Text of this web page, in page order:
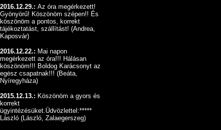
2016.12.29.: Az óra megérkezett!
Gyönyörű! Köszönöm szépen!! És
köszönöm a pontos, korrekt
tájékoztatást, szállítást! (Andrea,
Kaposvár)
2016.12.22.: Mai napon
megėrkezett az óra!!! Hálásan
köszönöm!!! Boldog Karácsonyt az
egėsz csapatnak!!! (Beáta,
Nyíregyháza)
2015.12.13.: Köszönöm a gyors és
korrekt
ügyintézésüket.Üdvözlettel:*****
László (László, Zalaegerszeg)